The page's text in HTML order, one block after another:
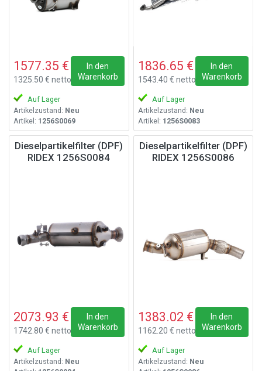
1577.35 €
1325.50 € netto
In den
Warenkorb
Auf Lager
Artikelzustand: Neu
Artikel: 1256S0069
1836.65 €
1543.40 € netto
In den
Warenkorb
Auf Lager
Artikelzustand: Neu
Artikel: 1256S0083
Dieselpartikelfilter (DPF)
RIDEX 1256S0084
2073.93 €
1742.80 € netto
In den
Warenkorb
Auf Lager
Artikelzustand: Neu
Dieselpartikelfilter (DPF)
RIDEX 1256S0086
1383.02 €
1162.20 € netto
In den
Warenkorb
Auf Lager
Artikelzustand: Neu